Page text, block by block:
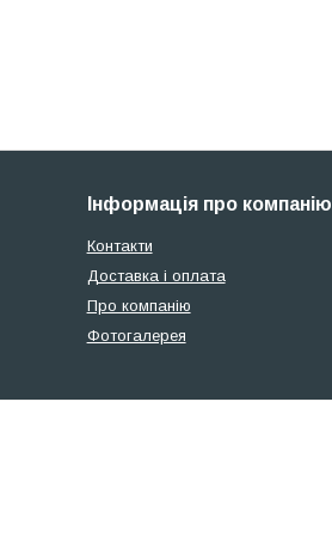
Інформація про компанію
Контакти
Доставка і оплата
Про компанію
Фотогалерея